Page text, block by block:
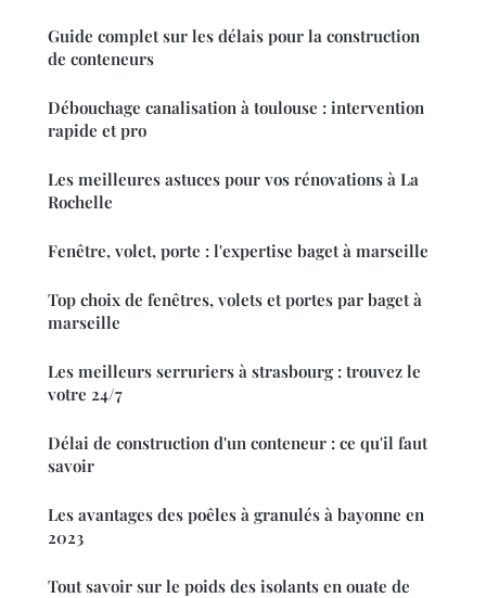
Guide complet sur les délais pour la construction
de conteneurs
Débouchage canalisation à toulouse : intervention
rapide et pro
Les meilleures astuces pour vos rénovations à La
Rochelle
Fenêtre, volet, porte : l'expertise baget à marseille
Top choix de fenêtres, volets et portes par baget à
marseille
Les meilleurs serruriers à strasbourg : trouvez le
votre 24/7
Délai de construction d'un conteneur : ce qu'il faut
savoir
Les avantages des poêles à granulés à bayonne en
2023
Tout savoir sur le poids des isolants en ouate de